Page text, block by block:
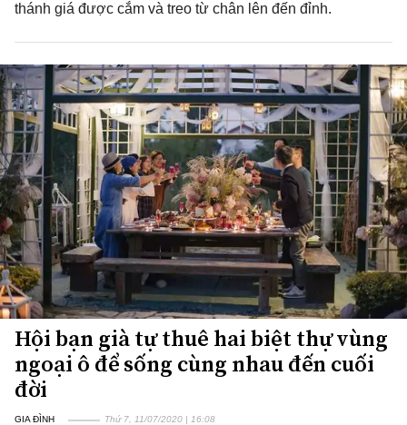
thánh giá được cắm và treo từ chân lên đến đỉnh.
Hội bạn già tự thuê hai biệt thự vùng
ngoại ô để sống cùng nhau đến cuối
đời
GIA ĐÌNH Thứ 7, 11/07/2020 | 16:08